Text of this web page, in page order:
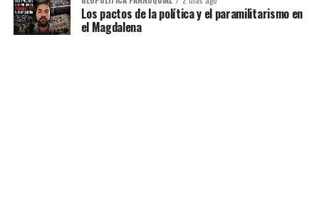
Los pactos de la política y el paramilitarismo en
el Magdalena